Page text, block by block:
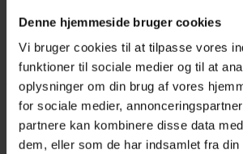
Denne hjemmeside bruger cookies
Vi bruger cookies til at tilpasse vores
funktioner til sociale medier og til at
oplysninger om din brug af vores
for sociale medier,
partnere kan kombinere disse data
dem, eller som de har indsamlet fra
ORTOPAD Øjenplastre – Boys (50 stk.)
260,00kr.
Vælg muligheder
Dette
har
flere